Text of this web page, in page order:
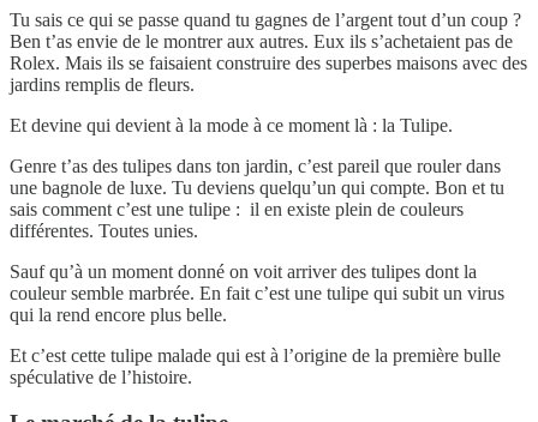
Tu sais ce qui se passe quand tu gagnes de l’argent tout d’un coup ?
Ben t’as envie de le montrer aux autres. Eux ils s’achetaient pas de
Rolex. Mais ils se faisaient construire des superbes maisons avec des
jardins remplis de fleurs.
Et devine qui devient à la mode à ce moment là : la Tulipe.
Genre t’as des tulipes dans ton jardin, c’est pareil que rouler dans
une bagnole de luxe. Tu deviens quelqu’un qui compte. Bon et tu
sais comment c’est une tulipe : il en existe plein de couleurs
différentes. Toutes unies.
Sauf qu’à un moment donné on voit arriver des tulipes dont la
couleur semble marbrée. En fait c’est une tulipe qui subit un virus
qui la rend encore plus belle.
Et c’est cette tulipe malade qui est à l’origine de la première bulle
spéculative de l’histoire.